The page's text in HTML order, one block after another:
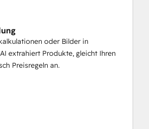
Kundenauftrag um,
, Lieferungen ,
keine Übergabefehler
oder Bilder in
extrahiert Produkte, gleicht Ihren
Preisregeln an.